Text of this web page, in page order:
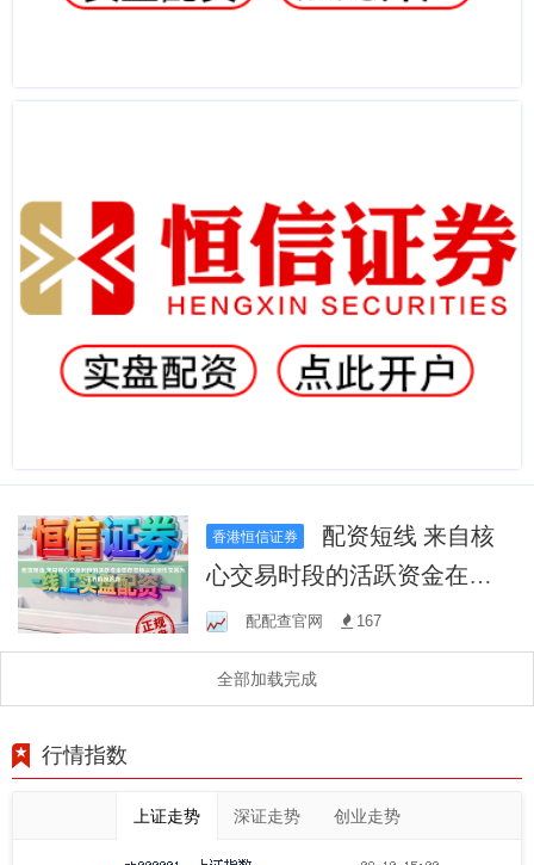
香港恒信证券
心交易时段的活跃资金在在
市场以试探性交易为主的阶
段的盘
配配查官网 167
全部加载完成
行情指数
上证走势 深证走势 创业走势